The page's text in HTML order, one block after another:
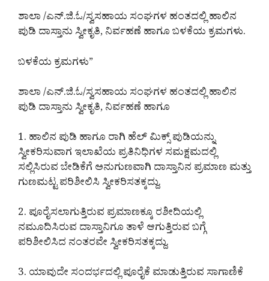
ಶಾಲಾ /ಎನ್.ಜಿ.ಓ/ಸ್ವಸಹಾಯ ಸಂಘಗಳ ಹಂತದಲ್ಲಿ ಹಾಲಿನ
ಪುಡಿ ದಾಸ್ತಾನು ಸ್ವೀಕೃತಿ, ನಿರ್ವಹಣೆ ಹಾಗೂ ಬಳಕೆಯ ಕ್ರಮಗಳು.
ಬಳಕೆಯ ಕ್ರಮಗಳು”
ಶಾಲಾ /ಎನ್.ಜಿ.ಓ/ಸ್ವಸಹಾಯ ಸಂಘಗಳ ಹಂತದಲ್ಲಿ ಹಾಲಿನ
ಪುಡಿ ದಾಸ್ತಾನು ಸ್ವೀಕೃತಿ, ನಿರ್ವಹಣೆ ಹಾಗೂ
1. ಹಾಲಿನ ಪುಡಿ ಹಾಗೂ ರಾಗಿ ಹೆಲ್ ಮಿಕ್ಸ್ ಪುಡಿಯನ್ನು
ಸ್ವೀಕರಿಸುವಾಗ ಇಲಾಖೆಯ ಪ್ರತಿನಿಧಿಗಳ ಸಮಕ್ಷಮದಲ್ಲಿ
ಸಲ್ಲಿಸಿರುವ ಬೇಡಿಕೆಗೆ ಅನುಗುಣವಾಗಿ ದಾಸ್ತಾನಿನ ಪ್ರಮಾಣ ಮತ್ತು
ಗುಣಮಟ್ಟ ಪರಿಶೀಲಿಸಿ ಸ್ವೀಕರಿಸತಕ್ಕದ್ದು.
2. ಪೂರೈಸಲಾಗುತ್ತಿರುವ ಪ್ರಮಾಣಕ್ಕೂ ರಶೀದಿಯಲ್ಲಿ
ನಮೂದಿಸಿರುವ ದಾಸ್ತಾನಿಗೂ ತಾಳೆ ಆಗುತ್ತಿರುವ ಬಗ್ಗೆ
ಪರಿಶೀಲಿಸಿದ ನಂತರವೇ ಸ್ವೀಕರಿಸತಕ್ಕದ್ದು.
3. ಯಾವುದೇ ಸಂದರ್ಭದಲ್ಲಿ ಪೂರೈಕೆ ಮಾಡುತ್ತಿರುವ ಸಾಗಾಣಿಕೆ